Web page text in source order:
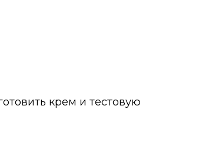
крем и тестовую